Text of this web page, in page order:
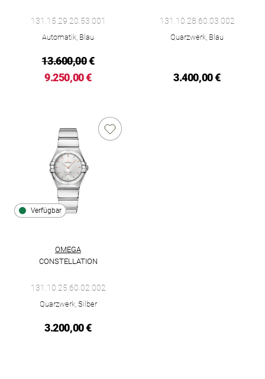
131.15.29.20.53.001
Automatik, Blau
13.600,00€
9.250,00 €
131.10.28.60.03.002
Quarzwerk, Blau
3.400,00 €
Verfügbar
OMEGA
CONSTELLATION
131.10.25.60.02.002
Quarzwerk, Silber
3.200,00 €